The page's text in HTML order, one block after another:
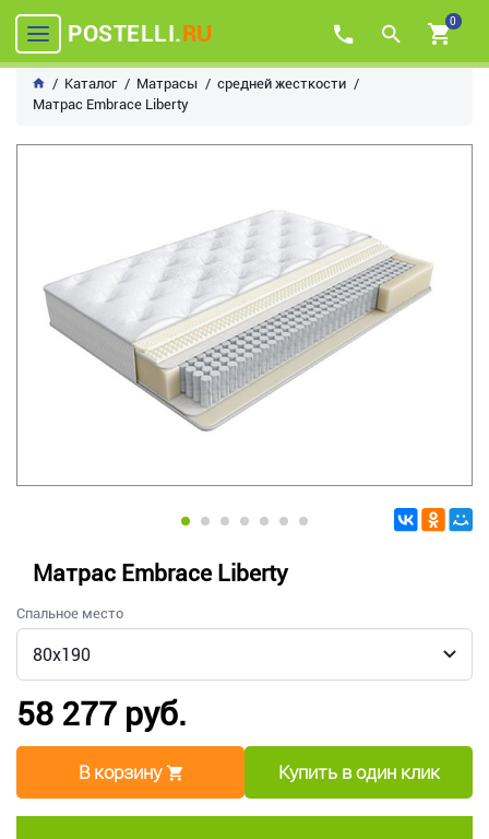
POSTELLI.RU 0
Каталог Матрасы
средней жесткости
Матрас Embrace Liberty
Матрас Embrace Liberty
Спальное место
58 277 руб.
В корзину Купить в один клик